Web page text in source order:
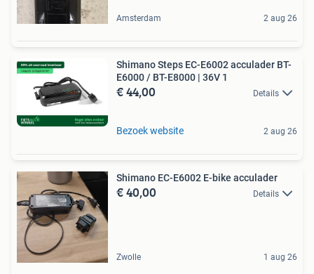
Amsterdam 2 aug 26
Shimano Steps EC-E6002 acculader BT-
E6000 / BT-E8000 | 36V 1
€ 44,00 Details
Bezoek website 2 aug 26
Shimano EC-E6002 E-bike acculader
€ 40,00 Details
Zwolle 1 aug 26